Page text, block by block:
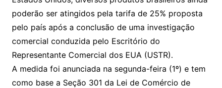
poderão ser atingidos pela tarifa de 25% proposta
pelo país após a conclusão de uma investigação
comercial conduzida pelo Escritório do
Representante Comercial dos EUA (USTR).
A medida foi anunciada na segunda-feira (1º) e tem
como base a Seção 301 da Lei de Comércio de